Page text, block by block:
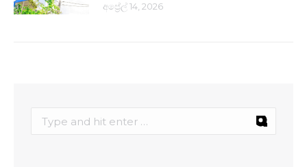
අප්‍රේල් 14, 2026